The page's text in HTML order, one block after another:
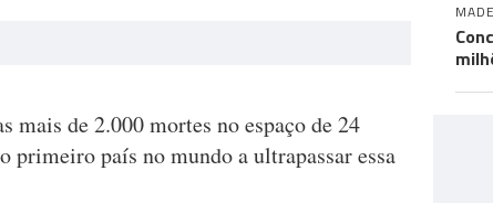
mais de 2.000 mortes no espaço de 24
primeiro país no mundo a ultrapassar essa